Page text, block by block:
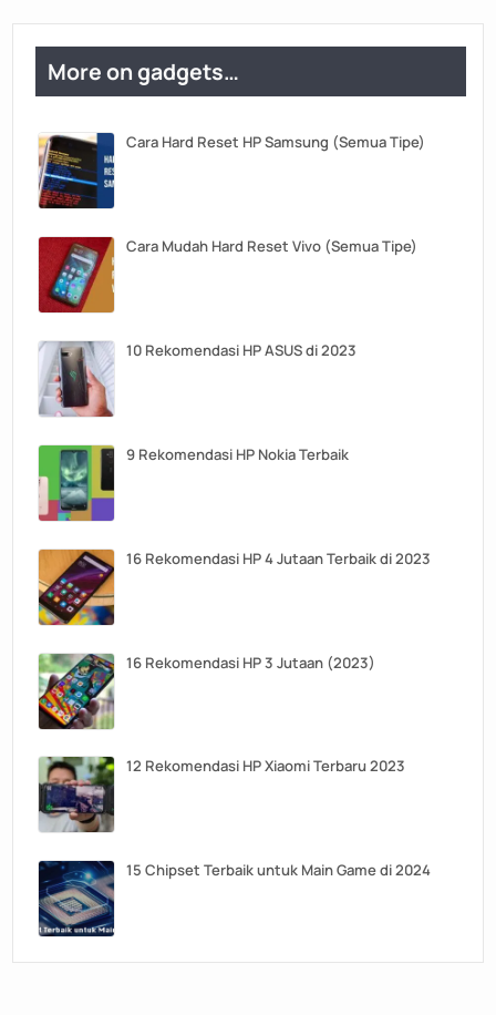
More on gadgets…
Cara Hard Reset HP Samsung (Semua Tipe)
Cara Mudah Hard Reset Vivo (Semua Tipe)
10 Rekomendasi HP ASUS di 2023
9 Rekomendasi HP Nokia Terbaik
16 Rekomendasi HP 4 Jutaan Terbaik di 2023
16 Rekomendasi HP 3 Jutaan (2023)
12 Rekomendasi HP Xiaomi Terbaru 2023
15 Chipset Terbaik untuk Main Game di 2024